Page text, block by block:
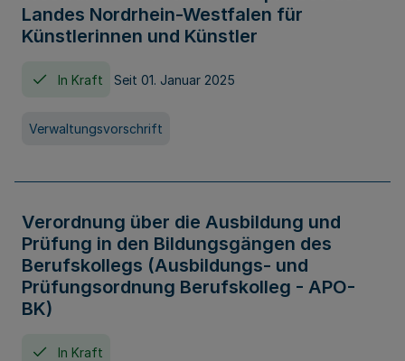
Landes Nordrhein-Westfalen für
Künstlerinnen und Künstler
In Kraft Seit 01. Januar 2025
Verwaltungsvorschrift
Verordnung über die Ausbildung und
Prüfung in den Bildungsgängen des
Berufskollegs (Ausbildungs- und
Prüfungsordnung Berufskolleg - APO-
BK)
In Kraft